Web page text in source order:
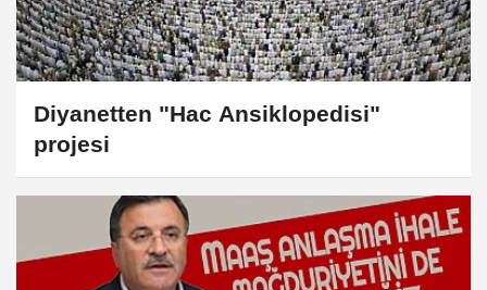
Diyanetten "Hac Ansiklopedisi"
projesi